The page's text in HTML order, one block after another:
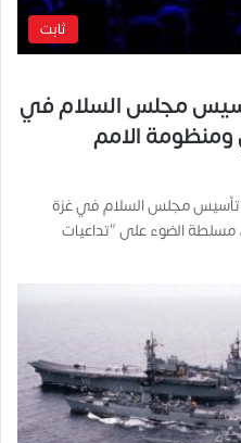
ثابت
مجلس السلام في
ومنظومة الامم
تأسيس مجلس السلام في غزة
مسلطة الضوء على “تداعيات